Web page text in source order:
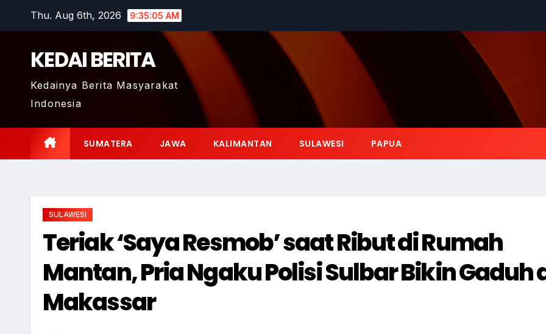
Thu. Aug 6th, 2026 9:35:06 AM
KEDAI BERITA
Kedainya Berita Masyarakat
Indonesia
SUMATERA JAWA KALIMANTAN SULAWESI PAPUA
SULAWESI
Teriak ‘Saya Resmob’ saat Ribut di Rumah
Mantan, Pria Ngaku Polisi Sulbar Bikin Gaduh
Makassar